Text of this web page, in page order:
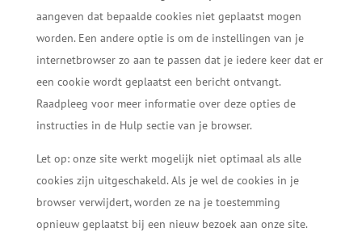
aangeven dat bepaalde cookies niet geplaatst mogen
worden. Een andere optie is om de instellingen van je
internetbrowser zo aan te passen dat je iedere keer dat er
een cookie wordt geplaatst een bericht ontvangt.
Raadpleeg voor meer informatie over deze opties de
instructies in de Hulp sectie van je browser.
Let op: onze site werkt mogelijk niet optimaal als alle
cookies zijn uitgeschakeld. Als je wel de cookies in je
browser verwijdert, worden ze na je toestemming
opnieuw geplaatst bij een nieuw bezoek aan onze site.